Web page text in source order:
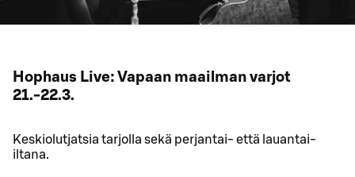
Hophaus Live: Vapaan maailman varjot
21.-22.3.
Keskiolutjatsia tarjolla sekä perjantai- että lauantai-
iltana.